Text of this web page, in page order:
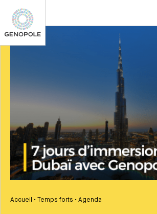
Accueil • Temps forts • Agenda